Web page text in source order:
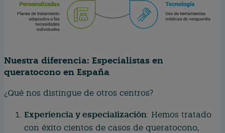
Nuestra diferencia: Especialistas en
queratocono en España
¿Qué nos distingue de otros centros?
Experiencia y especialización: Hemos tratado
con éxito cientos de casos de queratocono,